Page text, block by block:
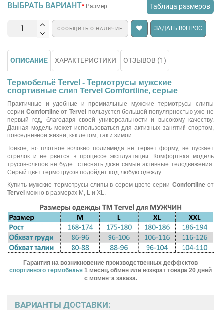
ВЫБРАТЬ ВАРИАНТ Таблица размеров
Размер
СООБЩИТЬ О НАЛИЧИЕ ЗАДАТЬ ВОПРОС
ОПИСАНИЕ ХАРАКТЕРИСТИКИ ОТЗЫВОВ (1)
Термобельё Tervel - Термотрусы мужские
спортивные слип Tervel Comfortline, серые
Практичные и удобные и премиальные мужские термотрусы слипы
серии Comfortlineот Tervel пользуется большой популярностью уже не
первый год, благодаря своей универсальности и высокому качеству.
Данная модель может использоваться для активных занятий спортом,
повседневной жизни, как летом, так и зимой.
Тонкое, но плотное волокно полиамида не теряет форму, не пускает
стрелок и не рвется в процессе эксплуатации. Комфортная модель
трусов-слипов не будет стеснять даже самые активные телодвижения.
Серый цвет термотрусов подойдет под любую одежду.
Купить мужские термотрусы слипы в сером цвете серии Comfortlineот
Tervel можно в размерах M, L и XL.
Гарантия на возникновение производственных деффектов
спортивного термобелья 1 месяц, обмен или возврат товара 20 дней
с момента заказа.
ВАРИАНТЫ ДОСТАВКИ: